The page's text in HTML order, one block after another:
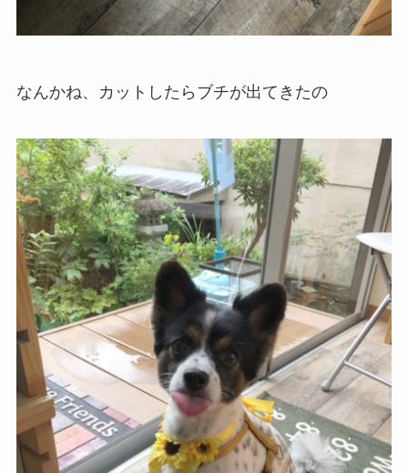
なんかね、カットしたらブチが出てきたの